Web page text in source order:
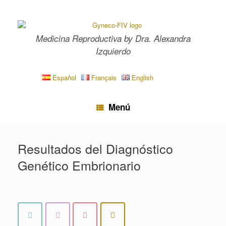
contenido
Medicina Reproductiva by Dra. Alexandra
Izquierdo
Español Français English
Menú
Resultados del Diagnóstico
Genético Embrionario